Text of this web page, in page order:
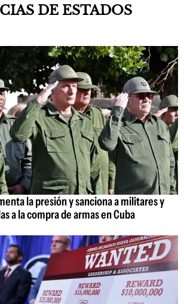
DE ESTADOS
la presión y sanciona a militares y
a la compra de armas en Cuba